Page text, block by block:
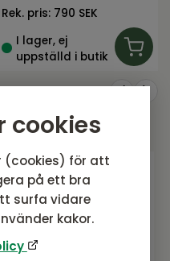
cookies
(cookies) för att
på ett bra
surfa vidare
kakor.
Rek. pris: 790 SEK
I lager, ej
uppställd i butik
vårt nyhetsbrev.
nytt om